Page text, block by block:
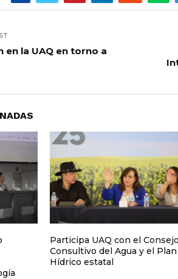
en la UAQ en torno a
Participa UAQ con el Consejo
Consultivo del Agua y el Plan
Hídrico estatal